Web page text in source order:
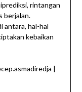
rintangan
berjalan.
antara, hal-hal
kebaikan
|